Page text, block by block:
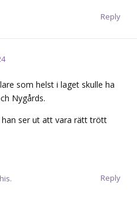
Reply
som helst i laget skulle ha
Nygårds.
han ser ut att vara rätt trött
Reply